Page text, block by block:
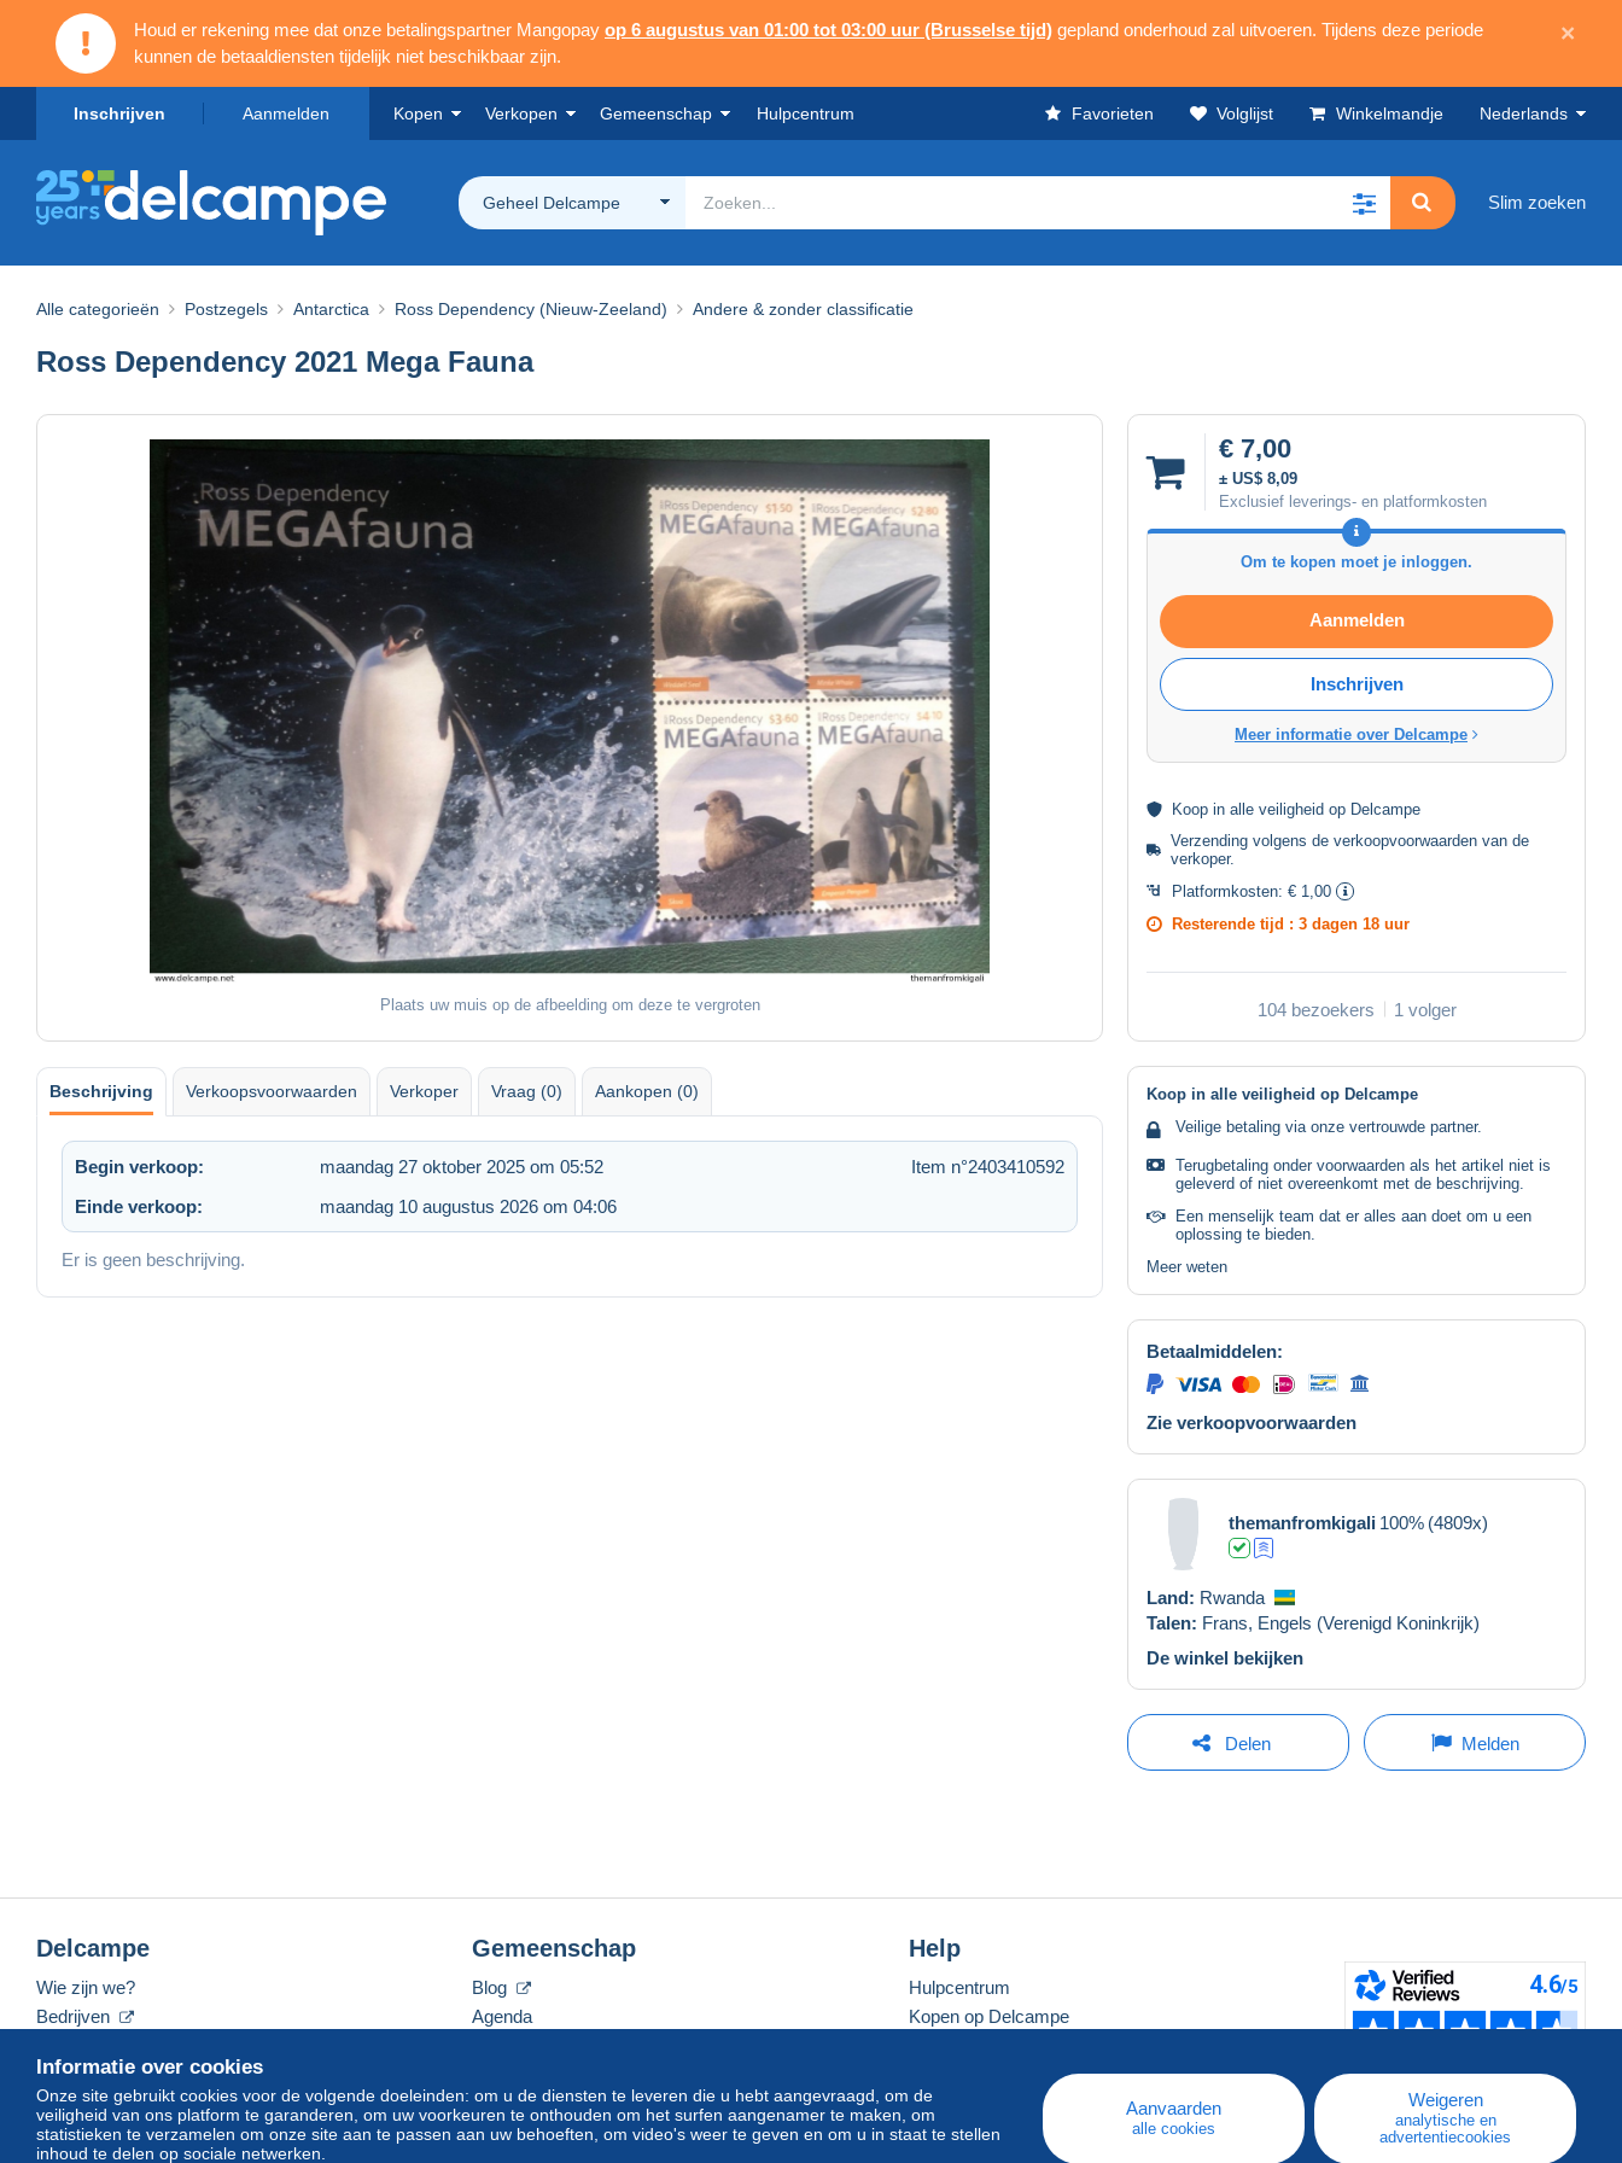
Houd er rekening mee dat onze betalingspartner Mangopay op 6 augustus van 01:00 tot 03:00 uur (Brusselse tijd) gepland onderhoud zal uitvoeren. Tijdens deze periode
kunnen de betaaldiensten tijdelijk niet beschikbaar zijn.
×
Inschrijven Aanmelden Kopen Verkopen Gemeenschap Hulpcentrum Favorieten Volglijst Winkelmandje Nederlands
Geheel Delcampe Slim zoeken
Alle categorieën Postzegels Antarctica Ross Dependency (Nieuw-Zeeland) Andere & zonder classificatie
Ross Dependency 2021 Mega Fauna
Plaats uw muis op de afbeelding om deze te vergroten
€ 7,00
± US$ 8,09
Exclusief leverings- en platformkosten
Om te kopen moet je inloggen.
Aanmelden
Inschrijven
Meer informatie over Delcampe
Koop in alle veiligheid op Delcampe
Verzending volgens deverkoopvoorwaarden van de
verkoper.
Platformkosten: € 1,00
Resterende tijd : 3 dagen 18 uur
104 bezoekers 1 volger
Beschrijving Verkoopsvoorwaarden Verkoper Vraag (0) Aankopen (0)
Begin verkoop: maandag 27 oktober 2025 om 05:52
Item n°2403410592
Einde verkoop:
maandag 10 augustus 2026 om 04:06
Er is geen beschrijving.
Koop in alle veiligheid op Delcampe
Veilige betaling via onze vertrouwde partner.
Terugbetaling onder voorwaarden als het artikel niet is
geleverd of niet overeenkomt met de beschrijving.
Een menselijk team dat er alles aan doet om u een
oplossing te bieden.
Meer weten
Betaalmiddelen:
Zie verkoopvoorwaarden
themanfromkigali 100% (4809x)
Land: Rwanda
Talen: Frans, Engels (Verenigd Koninkrijk)
De winkel bekijken
Delen Melden
Informatie over cookies
Onze site gebruikt cookies voor de volgende doeleinden: om u de diensten te leveren die u hebt aangevraagd, om de
veiligheid van ons platform te garanderen, om uw voorkeuren te onthouden om het surfen aangenamer te maken, om
statistieken te verzamelen om onze site aan te passen aan uw behoeften, om video's weer te geven en om u in staat te stellen
inhoud te delen op sociale netwerken.
Aanvaarden
alle cookies
Weigeren
analytische en
advertentiecookies
Delcampe
Wie zijn we?
Bedrijven
Neem contact met ons op
Gemeenschap
Blog
Agenda
Help
Hulpcentrum
Kopen op Delcampe
Een beveiligde website